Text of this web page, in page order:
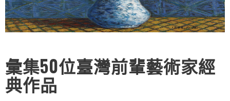
彙集50位臺灣前輩藝術家經
典作品